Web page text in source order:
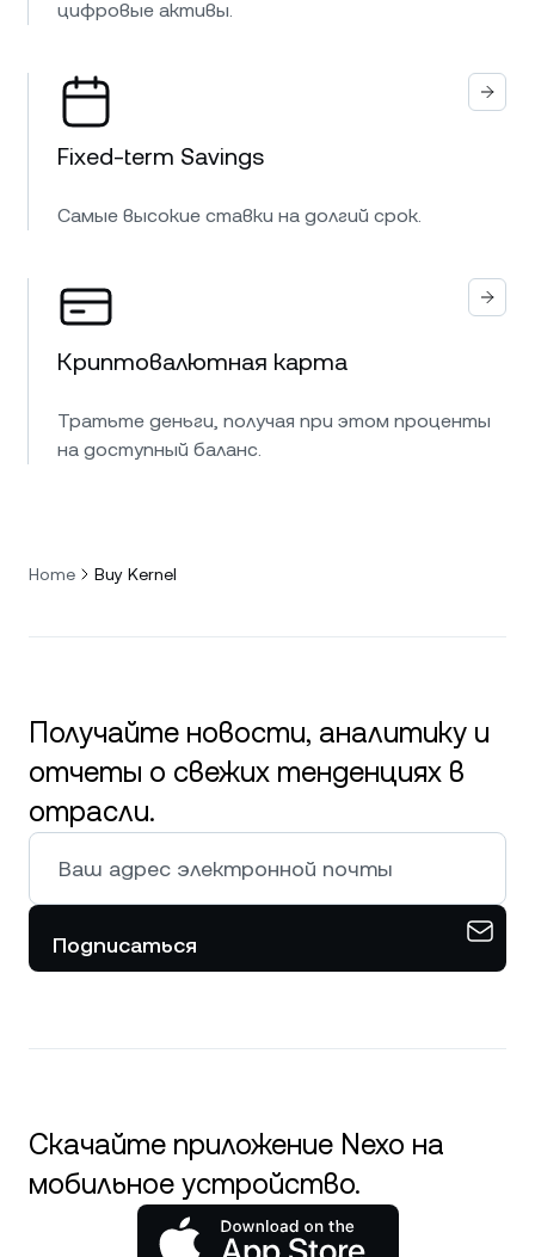
цифровые активы.
Fixed-term Savings
Самые высокие ставки на долгий срок.
Криптовалютная карта
Тратьте деньги, получая при этом проценты
на доступный баланс.
Home Buy Kernel
Получайте новости, аналитику и
отчеты о свежих тенденциях в
отрасли.
Подписаться
Скачайте приложение Nexo на
мобильное устройство.